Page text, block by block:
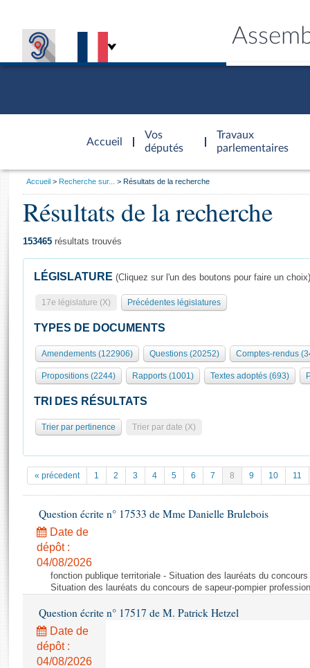
Accueil
d'accueil
Vos
députés
Travaux
parlementaires
Présidence
577 députés
Groupes politiques
Séance publique
Commissions et autres organes
Europe et International
Pétitions
Projets de loi
Propositions de loi
Amendements
Textes adoptés
Rapports législatifs
Rapports sur l'application des lois
Général
Rôle et pouvoirs de l'Assemblée
Organisation de l'Assemblée
Présidence Conférence des Présidents Bureau Collège des
Statistiques et chiffres clés
Documents de référence
( Constitution | Règlement de l'Assemblée ... )
Histoire
Juniors
Anciennes législatures
Visiter l'Assemblée
Visite virtuelle du palais Bourbon
Assister à une séance
La Bibliothèque
Contacts et plan d'accès
Photos libres de droit
Vous
Accueil Recherche sur... Résultats de la recherche
Résultats de la recherche
153465 résultats trouvés
LÉGISLATURE (Cliquez sur l'un des boutons pour faire un choix)
17e législature (X) Précédentes législatures
TYPES DE DOCUMENTS
Amendements (122906) Questions (20252) Comptes-rendus
Propositions (2244) Rapports (1001) Textes adoptés (693)
TRI DES RÉSULTATS
Trier par pertinence Trier par date (X)
« précedent 1 2 3 4 5 6 7 8 9 10 11
Question écrite n° 17533 de Mme Danielle Brulebois
Date de
dépôt :
04/08/2026
fonction publique territoriale - Situation des lauréats du
Situation des lauréats du concours de sapeur-pompier
Question écrite n° 17517 de M. Patrick Hetzel
Date de
dépôt :
04/08/2026